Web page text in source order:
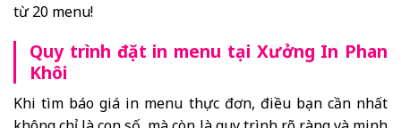
từ 20 menu!
Quy trình đặt in menu tại Xưởng In Phan
Khôi
Khi tìm báo giá in menu thực đơn, điều bạn cần nhất